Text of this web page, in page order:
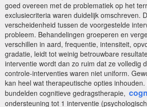
goed overeen met de problematiek op het
exclusiecriteria waren duidelijk omschreven.
verscheidenheid tussen de voorgestelde
probleem. Behandelingen groeperen en
verschillen in aard, frequentie, intensiteit,
gradatie, leidt tot weinig betrouwbare
interventie wordt dan zo ruim dat ze volledig
controle-interventies waren niet uniform.
kan heel wat therapeutische opties
bundelden cognitieve gedragstherapie,
ondersteuning tot 1 interventie